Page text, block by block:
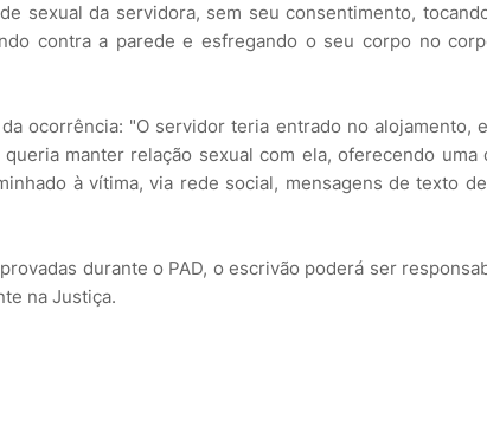
sexual da servidora, sem seu consentimento,
contra a parede e esfregando o seu corpo no
ocorrência: "O servidor teria entrado no alojamento,
manter relação sexual com ela, oferecendo uma
à vítima, via rede social, mensagens de texto
durante o PAD, o escrivão poderá ser
na Justiça.